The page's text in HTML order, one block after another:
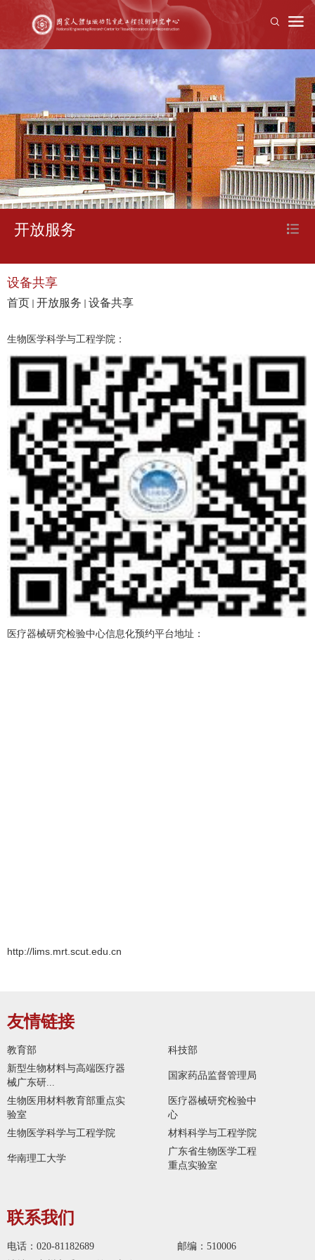
开放服务
设备共享
首页 开放服务 设备共享
生物医学科学与工程学院：
医疗器械研究检验中心信息化预约平台地址：
http://lims.mrt.scut.edu.cn
友情链接
教育部
科技部
新型生物材料与高端医疗器
械广东研...
国家药品监督管理局
生物医用材料教育部重点实
验室
医疗器械研究检验中
心
生物医学科学与工程学院
材料科学与工程学院
华南理工大学
广东省生物医学工程
重点实验室
联系我们
电话：020-81182689
邮编：510006